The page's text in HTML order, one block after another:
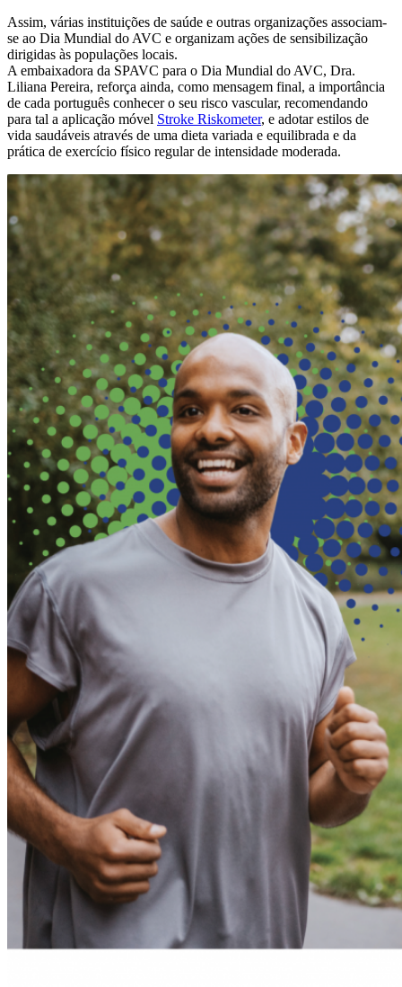
Assim, várias instituições de saúde e outras organizações associam-
se ao Dia Mundial do AVC e organizam ações de sensibilização
dirigidas às populações locais.
A embaixadora da SPAVC para o Dia Mundial do AVC, Dra.
Liliana Pereira, reforça ainda, como mensagem final, a importância
de cada português conhecer o seu risco vascular, recomendando
para tal a aplicação móvel Stroke Riskometer, e adotar estilos de
vida saudáveis através de uma dieta variada e equilibrada e da
prática de exercício físico regular de intensidade moderada.